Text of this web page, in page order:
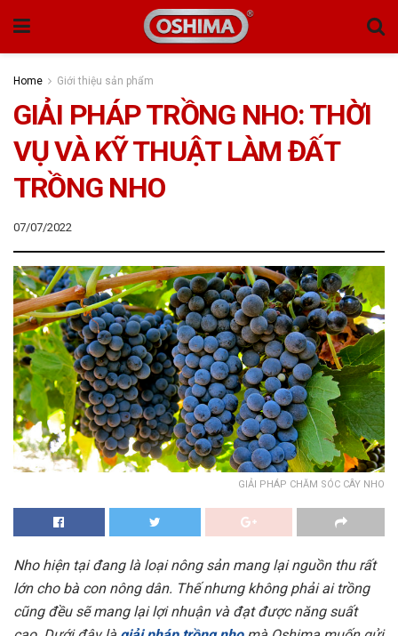
Home Giới thiệu sản phẩm
GIẢI PHÁP TRỒNG NHO: THỜI
VỤ VÀ KỸ THUẬT LÀM ĐẤT
TRỒNG NHO
07/07/2022
GIẢI PHÁP CHĂM SÓC CÂY NHO
Nho hiện tại đang là loại nông sản mang lại nguồn thu rất
lớn cho bà con nông dân. Thế nhưng không phải ai trồng
cũng đều sẽ mang lại lợi nhuận và đạt được năng suất